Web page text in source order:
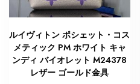
ルイヴィトン ポシェット・コス
メティック PM ホワイト キャ
ンディ バイオレット M24378
レザー ゴールド金具